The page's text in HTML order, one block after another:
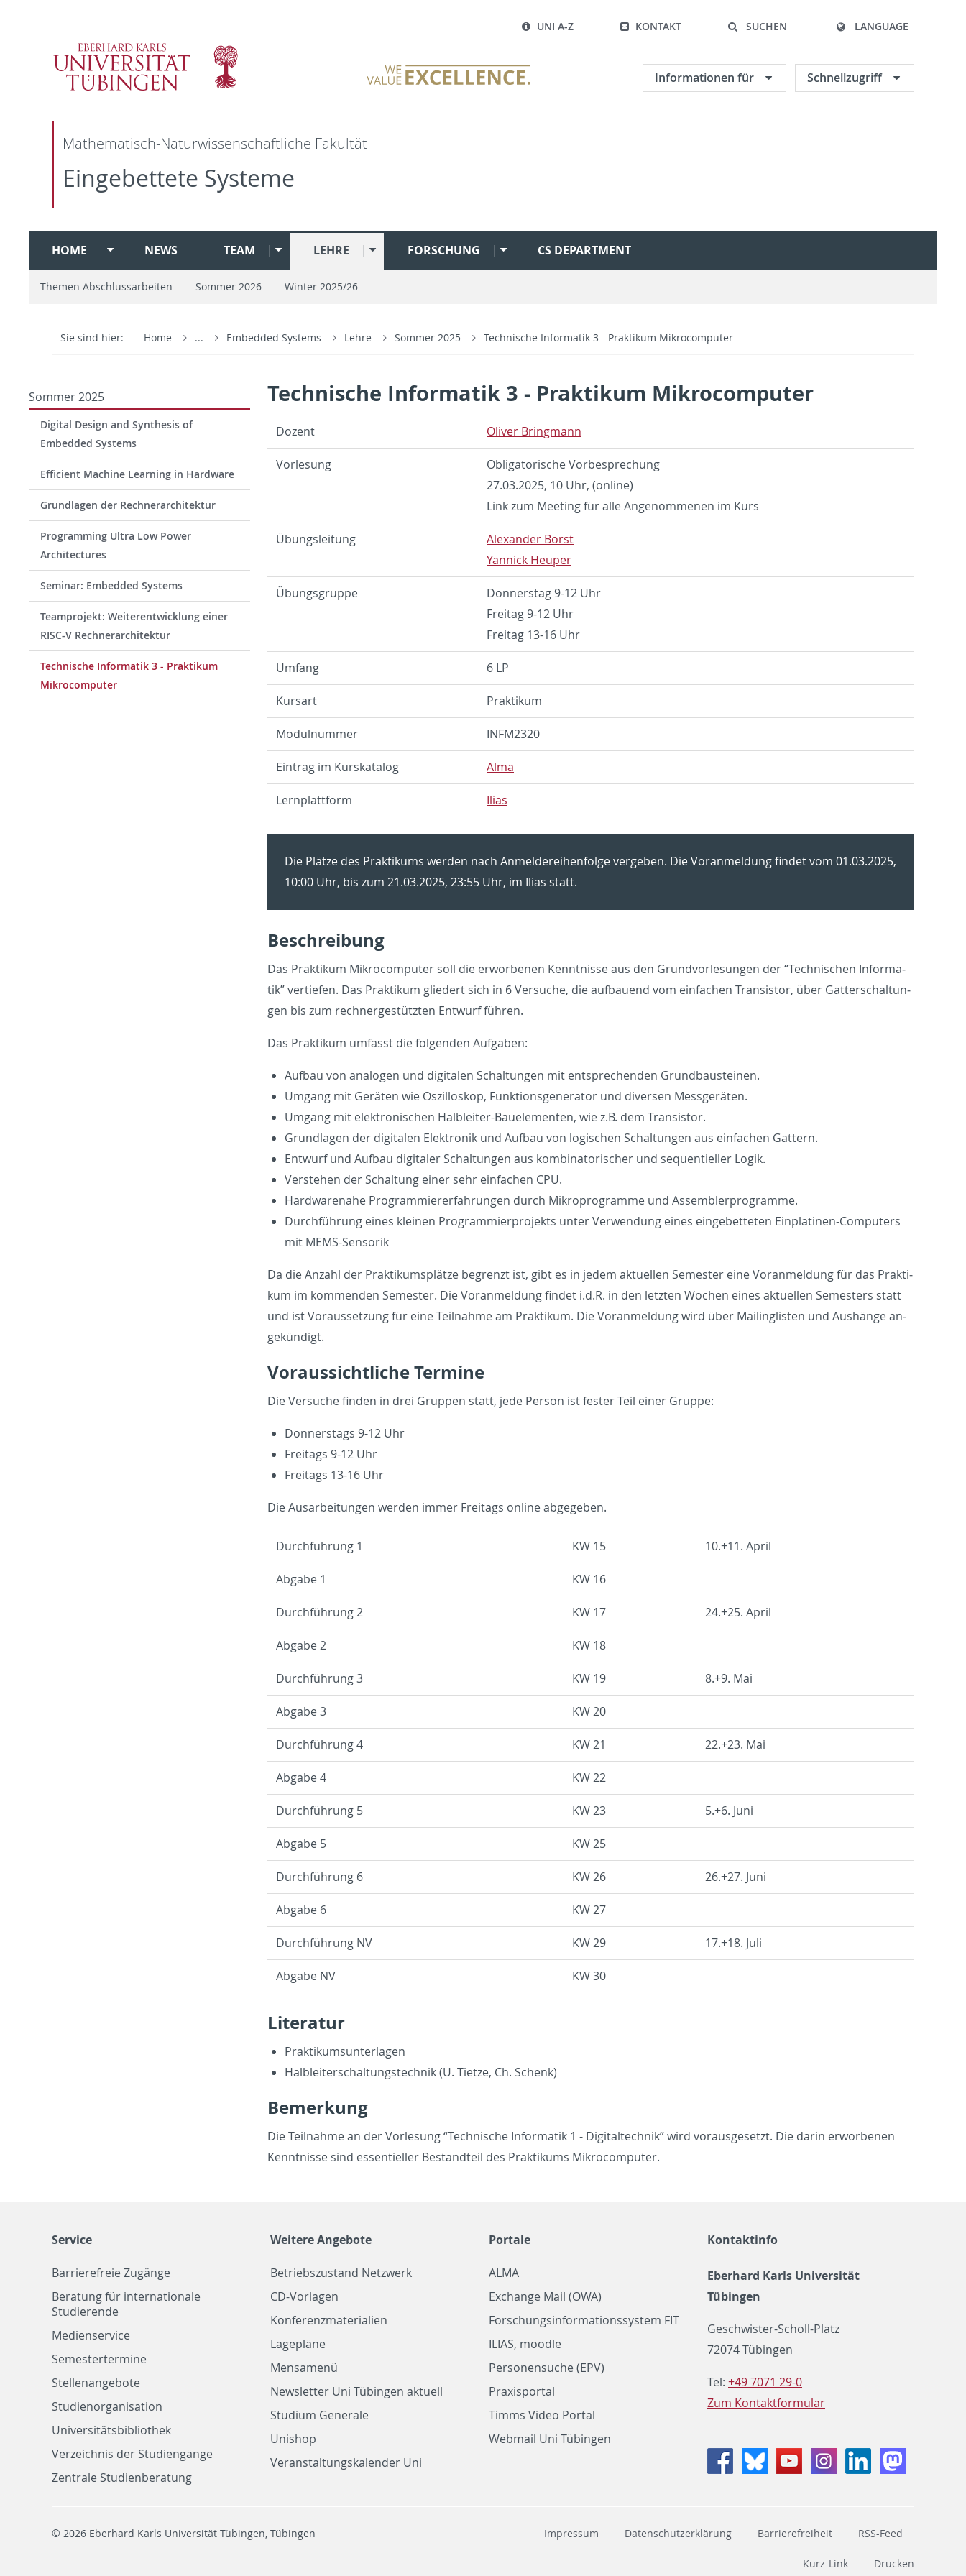
UNI A-Z KONTAKT SUCHEN LANGUAGE
Informationen für Schnellzugriff
Mathematisch-Naturwissenschaftliche Fakultät
Eingebettete Systeme
HOME NEWS TEAM LEHRE FORSCHUNG CS DEPARTMENT
Themen Abschlussarbeiten Sommer 2026 Winter 2025/26
Sie sind hier: Home ... Embedded Systems Lehre Sommer 2025 Technische Informatik 3 - Praktikum Mikrocomputer
Sommer 2025
Digital Design and Synthesis of
Embedded Systems
Efficient Machine Learning in Hardware
Grundlagen der Rechnerarchitektur
Programming Ultra Low Power
Architectures
Seminar: Embedded Systems
Teamprojekt: Weiterentwicklung einer
RISC-V Rechnerarchitektur
Technische Informatik 3 - Praktikum
Mikrocomputer
Technische Informatik 3 - Praktikum Mikrocomputer
Do­zent Oli­ver Bring­mann
Vor­le­sung
Ob­li­ga­to­ri­sche Vor­be­spre­chung
27.03.2025, 10 Uhr, (on­line)
Link zum Mee­ting für alle An­ge­nom­me­nen im Kurs
Übungs­lei­tung
Alex­an­der Borst
Yan­nick Heu­per
Übungs­grup­pe
Don­ners­tag 9-12 Uhr
Frei­tag 9-12 Uhr
Frei­tag 13-16 Uhr
Um­fang 6 LP
Kurs­art Prak­ti­kum
Mo­dul­num­mer IN­F­M2320
Ein­trag im Kurs­ka­ta­log Alma
Lern­platt­form Ilias
Die Plät­ze des Prak­ti­kums wer­den nach An­mel­de­rei­hen­fol­ge ver­ge­ben. Die Vor­an­mel­dung fin­det vom 01.03.2025,
10:00 Uhr, bis zum 21.03.2025, 23:55 Uhr, im Ilias statt.
Be­schrei­bung
Das Prak­ti­kum Mi­kro­com­pu­ter soll die er­wor­be­nen Kennt­nis­se aus den Grund­vor­le­sun­gen der “Tech­ni­schen In­for­ma­
tik” ver­tie­fen. Das Prak­ti­kum glie­dert sich in 6 Ver­su­che, die auf­bau­end vom ein­fa­chen Tran­sis­tor, über Gat­ter­schal­tun­
gen bis zum rech­ner­ge­stütz­ten Ent­wurf füh­ren.
Das Prak­ti­kum um­fasst die fol­gen­den Auf­ga­ben:
Auf­bau von ana­lo­gen und di­gi­ta­len Schal­tun­gen mit ent­spre­chen­den Grund­bau­stei­nen.
Um­gang mit Ge­rä­ten wie Os­zil­lo­skop, Funk­ti­ons­ge­ne­ra­tor und di­ver­sen Mess­ge­rä­ten.
Um­gang mit elek­tro­ni­schen Halb­lei­ter-Bau­ele­men­ten, wie z.B. dem Tran­sis­tor.
Grund­la­gen der di­gi­ta­len Elek­tro­nik und Auf­bau von lo­gi­schen Schal­tun­gen aus ein­fa­chen Gat­tern.
Ent­wurf und Auf­bau di­gi­ta­ler Schal­tun­gen aus kom­bi­na­to­ri­scher und se­quen­ti­el­ler Logik.
Ver­ste­hen der Schal­tung einer sehr ein­fa­chen CPU.
Hard­ware­na­he Pro­gram­mier­erfah­run­gen durch Mi­kro­pro­gram­me und As­sem­bler­pro­gram­me.
Durch­füh­rung eines klei­nen Pro­gram­mier­pro­jekts unter Ver­wen­dung eines ein­ge­bet­te­ten Ein­pla­ti­nen-Com­pu­ters
mit MEMS-Sen­so­rik
Da die An­zahl der Prak­ti­kums­plät­ze be­grenzt ist, gibt es in jedem ak­tu­el­len Se­mes­ter eine Vor­an­mel­dung für das Prak­ti­
kum im kom­men­den Se­mes­ter. Die Vor­an­mel­dung fin­det i.d.R. in den letz­ten Wo­chen eines ak­tu­el­len Se­mes­ters statt
und ist Vor­aus­set­zung für eine Teil­nah­me am Prak­ti­kum. Die Vor­an­mel­dung wird über Mai­ling­lis­ten und Aus­hän­ge an­
ge­kün­digt.
Vor­aus­sicht­li­che Ter­mi­ne
Die Ver­su­che fin­den in drei Grup­pen statt, jede Per­son ist fes­ter Teil einer Grup­pe:
Don­ners­tags 9-12 Uhr
Frei­tags 9-12 Uhr
Frei­tags 13-16 Uhr
Die Aus­ar­bei­tun­gen wer­den immer Frei­tags on­line ab­ge­ge­ben.
Durch­füh­rung 1 KW 15 10.+11. April
Ab­ga­be 1 KW 16
Durch­füh­rung 2 KW 17 24.+25. April
Ab­ga­be 2 KW 18
Durch­füh­rung 3 KW 19 8.+9. Mai
Ab­ga­be 3 KW 20
Durch­füh­rung 4 KW 21 22.+23. Mai
Ab­ga­be 4 KW 22
Durch­füh­rung 5 KW 23 5.+6. Juni
Ab­ga­be 5 KW 25
Durch­füh­rung 6 KW 26 26.+27. Juni
Ab­ga­be 6 KW 27
Durch­füh­rung NV KW 29 17.+18. Juli
Ab­ga­be NV KW 30
Li­te­ra­tur
Prak­ti­kums­un­ter­la­gen
Halb­leit­erschal­tungs­tech­nik (U. Tiet­ze, Ch. Schenk)
Be­mer­kung
Die Teil­nah­me an der Vor­le­sung “Tech­ni­sche In­for­ma­tik 1 - Di­gi­tal­tech­nik” wird vor­aus­ge­setzt. Die darin er­wor­be­nen
Kennt­nis­se sind es­sen­ti­el­ler Be­stand­teil des Prak­ti­kums Mi­kro­com­pu­ter.
Service
Barrierefreie Zugänge
Beratung für internationale
Studierende
Medienservice
Semestertermine
Stellenangebote
Studienorganisation
Universitätsbibliothek
Verzeichnis der Studiengänge
Zentrale Studienberatung
Weitere Angebote
Betriebszustand Netzwerk
CD-Vorlagen
Konferenzmaterialien
Lagepläne
Mensamenü
Newsletter Uni Tübingen aktuell
Studium Generale
Unishop
Veranstaltungskalender Uni
Portale
ALMA
Exchange Mail (OWA)
Forschungsinformationssystem FIT
ILIAS, moodle
Personensuche (EPV)
Praxisportal
Timms Video Portal
Webmail Uni Tübingen
Kontaktinfo
Eberhard Karls Universität
Tübingen
Geschwister-Scholl-Platz
72074 Tübingen
Tel: +49 7071 29-0
Zum Kontaktformular
FacebookBlueskyYoutubeInstagramLinkedInMastodon
© 2026 Eberhard Karls Universität Tübingen, Tübingen Impressum Datenschutzerklärung Barrierefreiheit RSS-Feed
Kurz-Link Drucken